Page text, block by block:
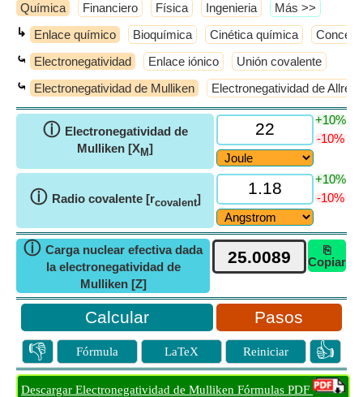
Química Financiero Física Ingenieria ​Más >>
↳ Enlace químico Bioquímica Cinética química
⤿ Electronegatividad Enlace iónico Unión covalente
⤿ Electronegatividad de Mulliken Electronegatividad de Allred
ⓘ Electronegatividad de
Mulliken [XM]
+10%
-10%
ⓘ Radio covalente [rcovalent]
+10%
-10%
ⓘ Carga nuclear efectiva dada
la electronegatividad de
Mulliken [Z]
⎘
Copiar
Pasos
👎 Fórmula LaTeX Reiniciar 👍
Descargar Electronegatividad de Mulliken Fórmulas PDF